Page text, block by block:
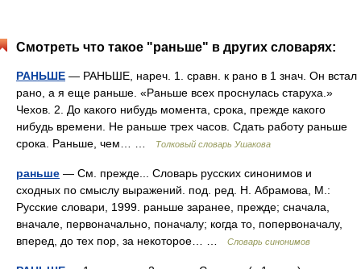
Смотреть что такое "раньше" в других словарях:
РАНЬШЕ — РАНЬШЕ, нареч. 1. сравн. к рано в 1 знач. Он встал
рано, а я еще раньше. «Раньше всех проснулась старуха.»
Чехов. 2. До какого нибудь момента, срока, прежде какого
нибудь времени. Не раньше трех часов. Сдать работу раньше
срока. Раньше, чем… …
Толковый словарь Ушакова
раньше — См. прежде... Словарь русских синонимов и
сходных по смыслу выражений. под. ред. Н. Абрамова, М.:
Русские словари, 1999. раньше заранее, прежде; сначала,
вначале, первоначально, поначалу; когда то, попервоначалу,
вперед, до тех пор, за некоторое… …
Словарь синонимов